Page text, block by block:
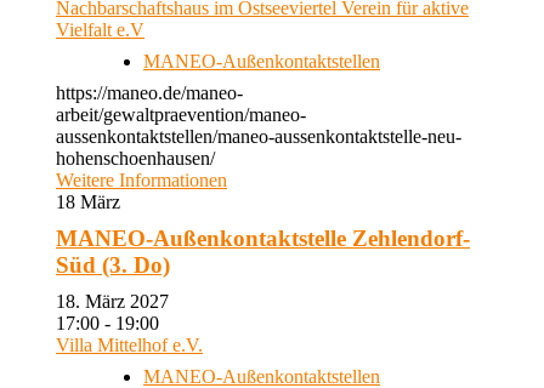
Nachbarschaftshaus im Ostseeviertel Verein für aktive
Vielfalt e.V
MANEO-Außenkontaktstellen
https://maneo.de/maneo-
arbeit/gewaltpraevention/maneo-
aussenkontaktstellen/maneo-aussenkontaktstelle-neu-
hohenschoenhausen/
Weitere Informationen
18 März
MANEO-Außenkontaktstelle Zehlendorf-
Süd (3. Do)
18. März 2027
17:00 - 19:00
Villa Mittelhof e.V.
MANEO-Außenkontaktstellen